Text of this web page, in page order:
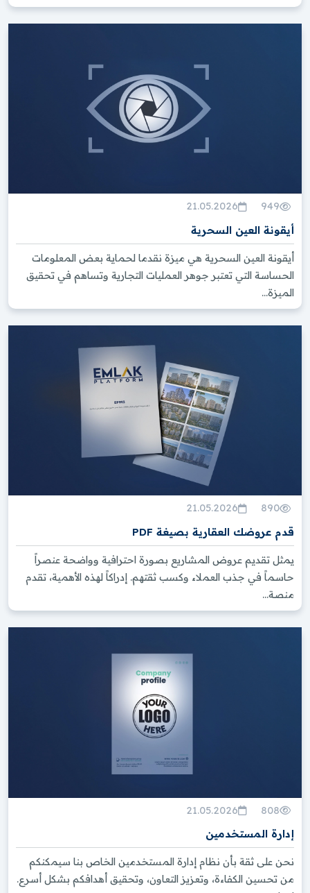
949
21.05.2026
أيقونة العين السحرية
أيقونة العين السحرية هي ميزة نقدما لحماية بعض المعلومات
الحساسة التي تعتبر جوهر العمليات التجارية وتساهم في تحقيق
الميزة...
890
21.05.2026
قدم عروضك العقارية بصيغة PDF
يمثل تقديم عروض المشاريع بصورة احترافية وواضحة عنصراً
حاسماً في جذب العملاء وكسب ثقتهم. إدراكاً لهذه الأهمية، تقدم
منصة...
808
21.05.2026
إدارة المستخدمين
نحن على ثقة بأن نظام إدارة المستخدمين الخاص بنا سيمكنكم
من تحسين الكفاءة، وتعزيز التعاون، وتحقيق أهدافكم بشكل أسرع.